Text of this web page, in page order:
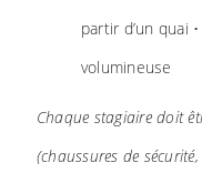
partir d’un quai
volumineuse
Chaque stagiaire doit
(chaussures de